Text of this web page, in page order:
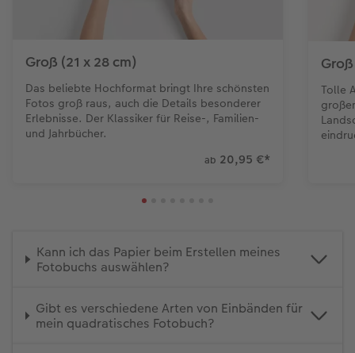
Groß (21 x 28 cm)
Das beliebte Hochformat bringt Ihre schönsten
Fotos groß raus, auch die Details besonderer
Erlebnisse. Der Klassiker für Reise-, Familien-
und Jahrbücher.
ab 20,95 €*
Tolle
Kann ich das Papier beim Erstellen meines
Fotobuchs auswählen?
Gibt es verschiedene Arten von Einbänden für
mein quadratisches Fotobuch?